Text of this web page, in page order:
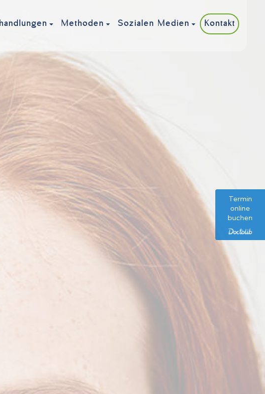
Methoden Sozialen Medien Kontakt
Termin
online
buchen